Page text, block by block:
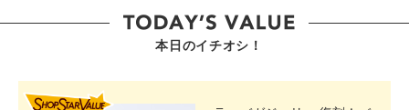
本日のイチオシ！